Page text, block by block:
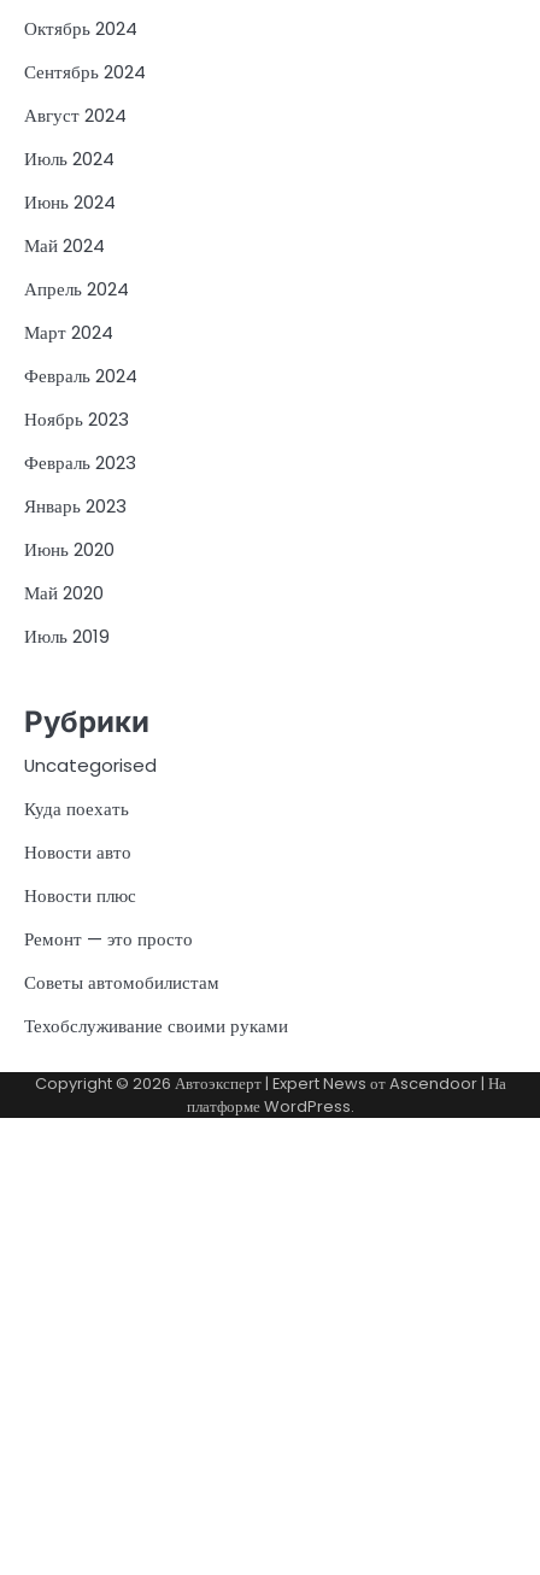
Октябрь 2024
Сентябрь 2024
Август 2024
Июль 2024
Июнь 2024
Май 2024
Апрель 2024
Март 2024
Февраль 2024
Ноябрь 2023
Февраль 2023
Январь 2023
Июнь 2020
Май 2020
Июль 2019
Рубрики
Uncategorised
Куда поехать
Новости авто
Новости плюс
Ремонт — это просто
Советы автомобилистам
Техобслуживание своими руками
Copyright © 2026 Автоэксперт| Expert News отAscendoor| На
платформеWordPress.